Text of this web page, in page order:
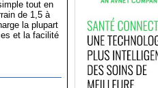
tout en
de 1,5 à
la plupart
et la facilité